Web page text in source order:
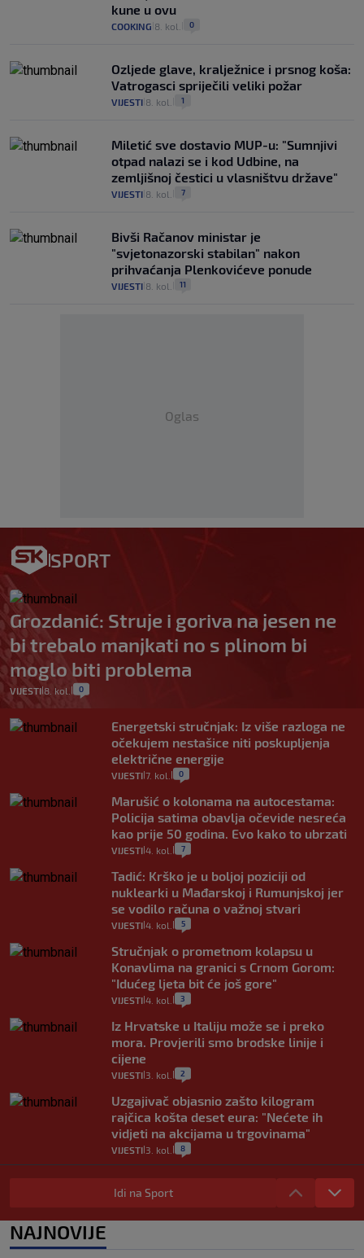
kune u ovu
COOKING 8. kol. 0
Ozljede glave, kralježnice i prsnog koša:
Vatrogasci spriječili veliki požar
VIJESTI 8. kol. 1
Miletić sve dostavio MUP-u: "Sumnjivi
otpad nalazi se i kod Udbine, na
zemljišnoj čestici u vlasništvu države"
VIJESTI 8. kol. 7
Bivši Račanov ministar je
"svjetonazorski stabilan" nakon
prihvaćanja Plenkovićeve ponude
VIJESTI 8. kol. 11
Oglas
SPORT
Grozdanić: Struje i goriva na jesen ne
bi trebalo manjkati no s plinom bi
moglo biti problema
VIJESTI| 8. kol. 0
Energetski stručnjak: Iz više razloga ne
očekujem nestašice niti poskupljenja
električne energije
VIJESTI 7. kol. 0
Marušić o kolonama na autocestama:
Policija satima obavlja očevide nesreća
kao prije 50 godina. Evo kako to ubrzati
VIJESTI 4. kol. 7
Tadić: Krško je u boljoj poziciji od
nuklearki u Mađarskoj i Rumunjskoj jer
se vodilo računa o važnoj stvari
VIJESTI 4. kol. 5
Stručnjak o prometnom kolapsu u
Konavlima na granici s Crnom Gorom:
"Idućeg ljeta bit će još gore"
VIJESTI 4. kol. 3
Iz Hrvatske u Italiju može se i preko
mora. Provjerili smo brodske linije i
cijene
VIJESTI 3. kol. 2
Uzgajivač objasnio zašto kilogram
rajčica košta deset eura: "Nećete ih
vidjeti na akcijama u trgovinama"
VIJESTI 3. kol. 8
Selidba je jedno od stresnijih iskustava.
Evo aktualnih cijena i nekoliko savjeta
0
Idi na Sport
NAJNOVIJE